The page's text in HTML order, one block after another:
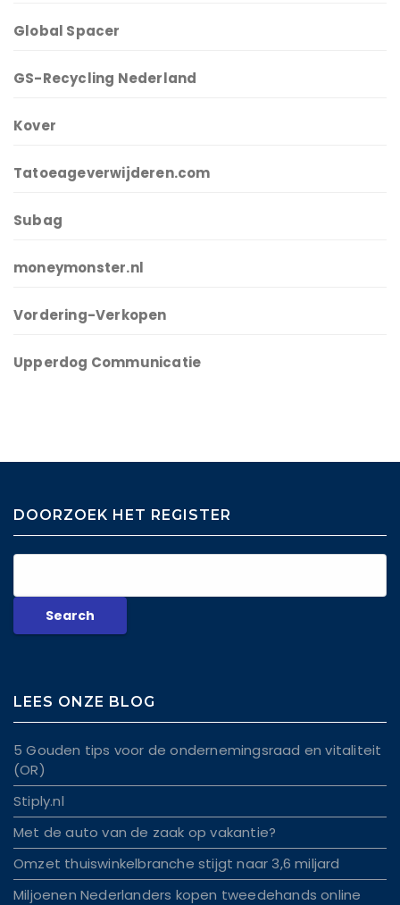
Global Spacer
GS-Recycling Nederland
Kover
Tatoeageverwijderen.com
Subag
moneymonster.nl
Vordering-Verkopen
Upperdog Communicatie
DOORZOEK HET REGISTER
LEES ONZE BLOG
5 Gouden tips voor de ondernemingsraad en vitaliteit
(OR)
Stiply.nl
Met de auto van de zaak op vakantie?
Omzet thuiswinkelbranche stijgt naar 3,6 miljard
Miljoenen Nederlanders kopen tweedehands online